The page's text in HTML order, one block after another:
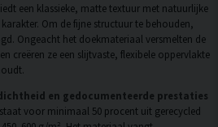
een klassieke, matte textuur met natuurlijke
Om de fijne structuur te behouden,
Ongeacht het doekmateriaal versmelten de
creëren ze een slijtvaste, flexibele oppervlakte
en gedocumenteerde prestaties
voor minimaal 50 procent uit gerecycled